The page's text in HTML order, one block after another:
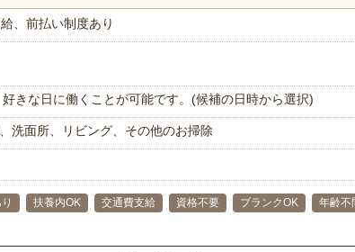
給、前払い制度あり
きな日に働くことが可能です。(候補の日時から選択)
洗面所、リビング、その他のお掃除
扶養内OK 交通費支給 資格不要 ブランクOK
年齢不